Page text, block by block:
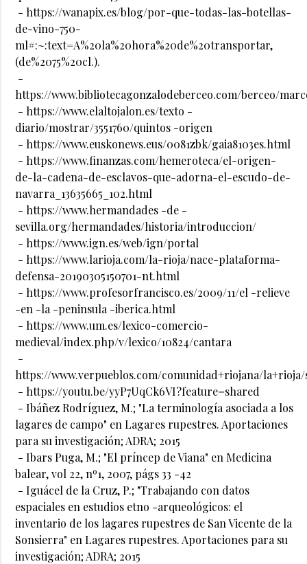
- https://wanapix.es/blog/por-que-todas-las-botellas-
de-vino-750-
ml#:~:text=A%20la%20hora%20de%20transportar,
(de%2075%20cl.).
-
https://www.bibliotecagonzalodeberceo.com/berceo/
- https://www.elaltojalon.es/texto -
diario/mostrar/3551760/quintos -origen
- https://www.euskonews.eus/0081zbk/gaia8103es.html
- https://www.finanzas.com/hemeroteca/el-origen-
de-la-cadena-de-esclavos-que-adorna-el-escudo-de-
navarra_13635665_102.html
- https://www.hermandades -de -
sevilla.org/hermandades/historia/introduccion/
- https://www.ign.es/web/ign/portal
- https://www.larioja.com/la-rioja/nace-plataforma-
defensa-20190305150701-nt.html
- https://www.profesorfrancisco.es/2009/11/el -relieve
-en -la -peninsula -iberica.html
- https://www.um.es/lexico-comercio-
medieval/index.php/v/lexico/10824/cantara
-
https://www.verpueblos.com/comunidad+riojana/
- https://youtu.be/yyP7UqCk6VI?feature=shared
- Ibáñez Rodríguez, M.; "La terminología asociada a los
lagares de campo" en Lagares rupestres. Aportaciones
para su investigación; ADRA; 2015
- Ibars Puga, M.; "El príncep de Viana" en Medicina
balear, vol 22, nº1, 2007, págs 33 -42
- Iguácel de la Cruz, P.; "Trabajando con datos
espaciales en estudios etno -arqueológicos: el
inventario de los lagares rupestres de San Vicente de la
Sonsierra" en Lagares rupestres. Aportaciones para su
investigación; ADRA; 2015